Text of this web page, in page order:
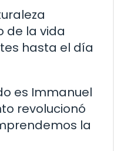
de la vida
hasta el día
es Immanuel
revolucionó
la